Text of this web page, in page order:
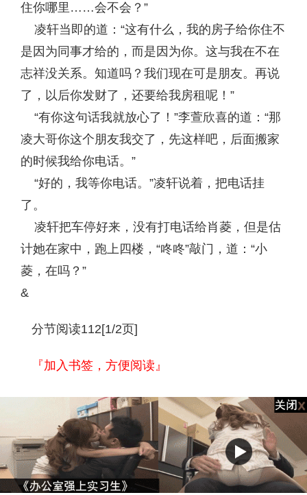
住你哪里……会不会？”
凌轩当即的道：“这有什么，我的房子给你住不
是因为同事才给的，而是因为你。这与我在不在
志祥没关系。知道吗？我们现在可是朋友。再说
了，以后你发财了，还要给我房租呢！”
“有你这句话我就放心了！”李萱欣喜的道：“那
凌大哥你这个朋友我交了，先这样吧，后面搬家
的时候我给你电话。”
“好的，我等你电话。”凌轩说着，把电话挂
了。
凌轩把车停好来，没有打电话给肖菱，但是估
计她在家中，跑上四楼，“咚咚”敲门，道：“小
菱，在吗？”
&
分节阅读112[1/2页]
『加入书签，方便阅读』